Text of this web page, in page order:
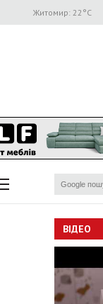
Житомир: 22 °C
ВІДЕО